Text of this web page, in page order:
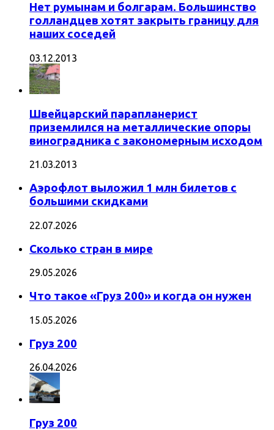
Нет румынам и болгарам. Большинство
голландцев хотят закрыть границу для
наших соседей
03.12.2013
Швейцарский парапланерист
приземлился на металлические опоры
виноградника с закономерным исходом
21.03.2013
Аэрофлот выложил 1 млн билетов с
большими скидками
22.07.2026
Сколько стран в мире
29.05.2026
Что такое «Груз 200» и когда он нужен
15.05.2026
Груз 200
26.04.2026
Груз 200